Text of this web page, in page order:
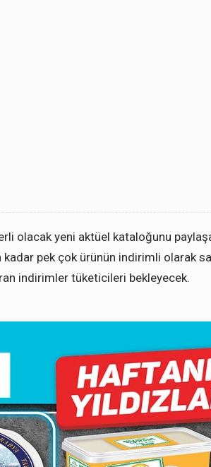
olacak yeni aktüel kataloğunu
kadar pek çok ürünün indirimli olarak
indirimler tüketicileri bekleyecek.